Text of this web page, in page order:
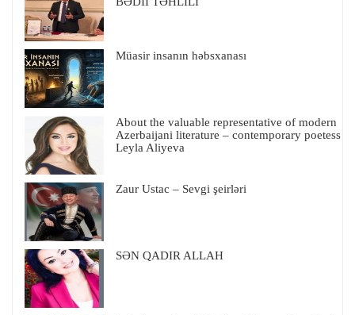
Müasir insanın həbsxanası
About the valuable representative of modern
Azerbaijani literature – contemporary poetess
Leyla Aliyeva
Zaur Ustac – Sevgi şeirləri
SƏN QADIR ALLAH